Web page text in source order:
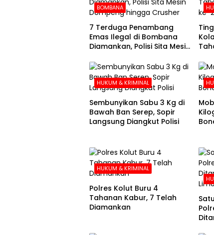
BOMBANA
7 Terduga Penambang
Emas Ilegal di Bombana
Diamankan, Polisi Sita Mesin
HUKUM & KRIMINAL
Sembunyikan Sabu 3 Kg di
Bawah Ban Serep, Sopir
Langsung Diangkut Polisi
HUKUM & KRIMINAL
Polres Kolut Buru 4
Tahanan Kabur, 7 Telah
Diamankan